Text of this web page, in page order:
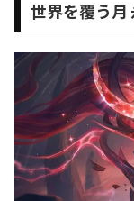
世界を覆う月